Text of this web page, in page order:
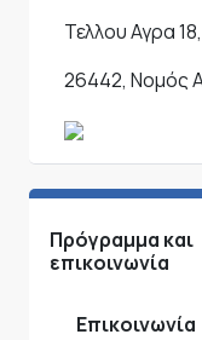
Τελλου Αγρα
26442, Νομός
Πρόγραμμα και
επικοινωνία
Επικοινωνία